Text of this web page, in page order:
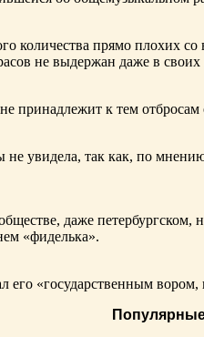
количества прямо плохих со
не выдержан даже в
принадлежит к тем
увидела, так как, по
даже петербургском,
«фиделька».
«государственным вором,